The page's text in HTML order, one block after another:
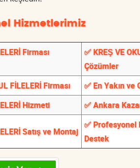
Hizmetlerimiz
Firması
✅ KREŞ VE
Çözümler
FİLELERİ Firması
✅ En Yakın ve
Hizmeti
✅ Ankara
Satış ve Montaj
✅ Profesyonel
Destek